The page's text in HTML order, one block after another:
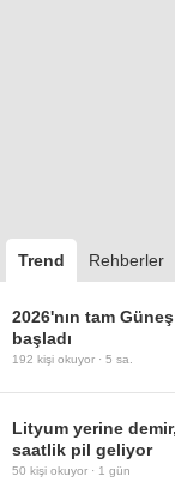
Trend Rehberler
2026'nın tam
başladı
192 kişi okuyor · 5 sa.
Lityum yerine
saatlik pil geliyor
50 kişi okuyor · 1 gün